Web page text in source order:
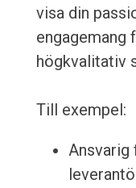
visa din
engagemang
högkvalitativ
Till exempel:
Ansvarig